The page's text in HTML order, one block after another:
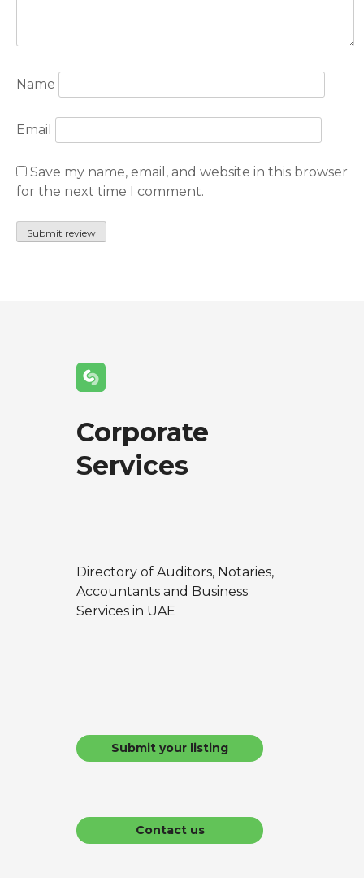
Name
Email
Save my name, email, and website in this browser
for the next time I comment.
Corporate
Services
Directory of Auditors, Notaries,
Accountants and Business
Services in UAE
Submit your listing
Contact us